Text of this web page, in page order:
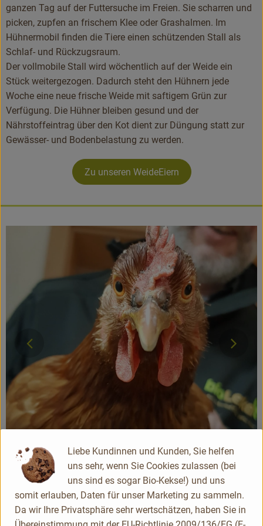
ganzen Tag auf der Futtersuche im Freien. Sie scharren und
picken, zupfen an frischem Klee oder Grashalmen. Im
Hühnermobil finden die Tiere einen schützenden Stall als
Schlaf- und Rückzugsraum.
Der vollmobile Stall wird wöchentlich auf der Weide ein
Stück weitergezogen. Dadurch steht den Hühnern jede
Woche eine neue frische Weide mit saftigem Grün zur
Verfügung. Die Hühner bleiben gesund und der
Nährstoffeintrag über den Kot dient zur Düngung statt zur
Gewässer- und Bodenbelastung zu werden.
Zu unseren WeideEiern
Erna
„Ich wollt‘ ich wär‘ ein Huhn…“
Für die Haltung im Hühnermobil bedanken sich Hühner mit
gesundem und lebhaftem Verhalten, intaktem Gefieder,
stabiler Gesundheit – ohne Einsatz von Antibiotika– und
Liebe Kundinnen und Kunden, Sie helfen
uns sehr, wenn Sie Cookies zulassen (bei
uns sind es sogar Bio-Kekse!) und uns
somit erlauben, Daten für unser Marketing zu sammeln.
Da wir Ihre Privatsphäre sehr wertschätzen, haben Sie in